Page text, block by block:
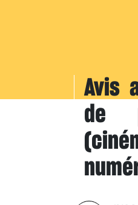
Avis
de